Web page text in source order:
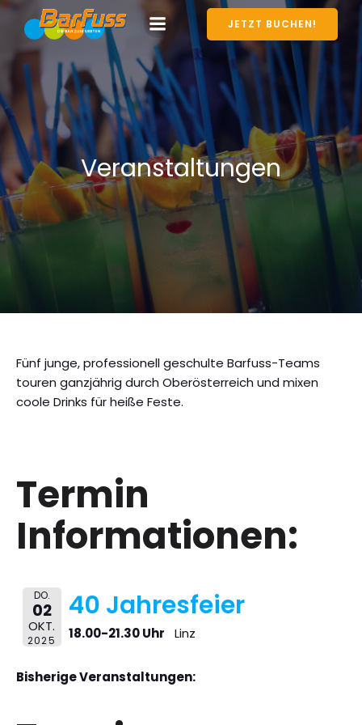
JETZT BUCHEN!
Veranstaltungen
Fünf junge, professionell geschulte Barfuss-Teams
touren ganzjährig durch Oberösterreich und mixen
coole Drinks für heiße Feste.
Termin
Informationen:
DO.
02
OKT.
2025
40 Jahresfeier
18.00-21.30 Uhr Linz
Bisherige Veranstaltungen: